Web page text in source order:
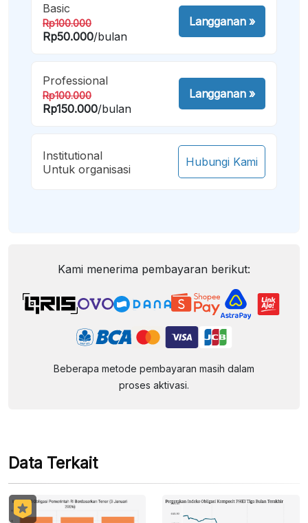
Basic
Rp100.000
Rp50.000/bulan
Langganan»
Professional
Rp100.000
Rp150.000/bulan
Langganan»
Institutional
Untuk organisasi
Hubungi Kami
Kami menerima pembayaran berikut:
Beberapa metode pembayaran masih dalam
proses aktivasi.
Data Terkait